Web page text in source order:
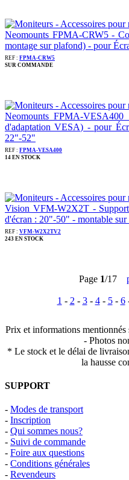
Neomounts FPMA-CRW5 -
montage sur plafond) - pour
REF : FPMA-CRW5
SUR COMMANDE
Neomounts FPMA-VESA400
d'adaptation VESA) - pour
22"-52"
REF : FPMA-VESA400
14 EN STOCK
Vision VFM-W2X2T -
d'écran : 20"-50" - montable sur
REF : VFM-W2X2TV2
243 EN STOCK
Page 1/17
1 - 2 - 3- 4- 5- 6
Prix et informations mentionnés
- Photos
* Le stock et le délai de
la hausse
SUPPORT
- Modes de transport
- Inscription
- Qui sommes nous?
- Suivi de commande
- Foire aux questions
- Conditions générales
- Revendeurs